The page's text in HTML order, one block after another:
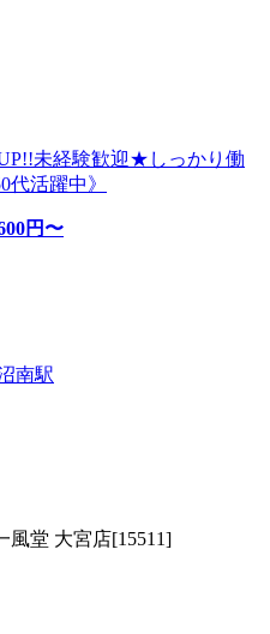
未経験歓迎★しっかり働
活躍中》
円〜
南駅
風堂 大宮店[15511]